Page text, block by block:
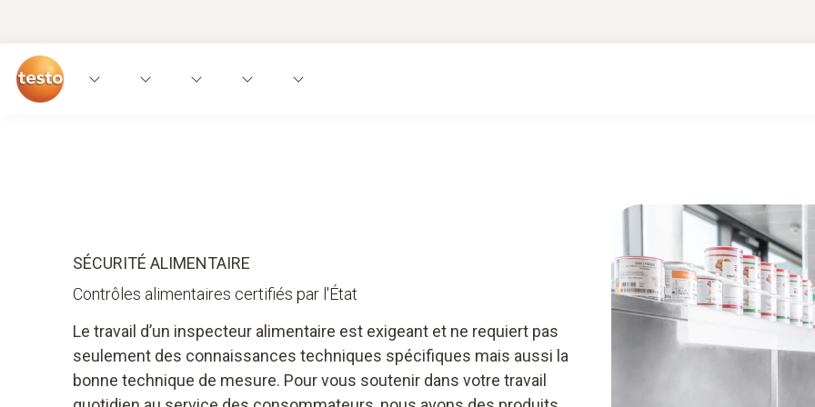
Applications
SÉCURITÉ ALIMENTAIRE
Contrôles alimentaires certifiés par l'État
Le travail d’un inspecteur alimentaire est exigeant et ne requiert pas
seulement des connaissances techniques spécifiques mais aussi la
bonne technique de mesure. Pour vous soutenir dans votre travail